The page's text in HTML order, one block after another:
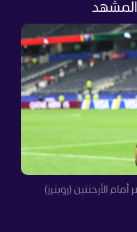
المشهد
الأرجنتين (رويترز)